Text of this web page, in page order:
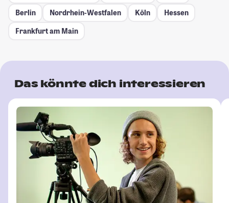
Berlin
Nordrhein-Westfalen Köln
Hessen
Frankfurt am Main
Das könnte dich interessieren